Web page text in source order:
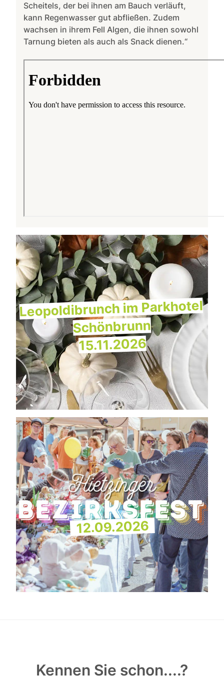
Scheitels, der bei ihnen am Bauch verläuft,
kann Regenwasser gut abfließen. Zudem
wachsen in ihrem Fell Algen, die ihnen sowohl
Tarnung bieten als auch als Snack dienen.“
Leopoldibrunch im Parkhotel
Schönbrunn
15.11.2026
12.09.2026
Kennen Sie schon....?